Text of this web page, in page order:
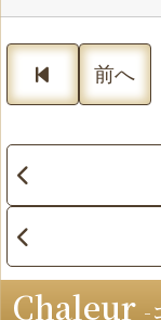
前へ
Chaleur